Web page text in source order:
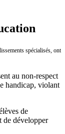
spécialisés, ont
au non-respect
handicap, violant
de
de développer